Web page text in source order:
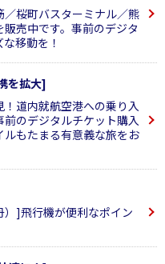
桜町バスターミナル／熊
売中です。事前のデジタ
移動を！
を拡大]
道内就航空港への乗り入
のデジタルチケット購入
もたまる有意義な旅をお
]飛行機が便利なポイン